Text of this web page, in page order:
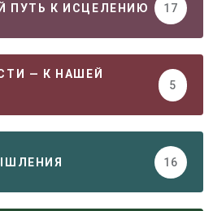
ПУТЬ К ИСЦЕЛЕНИЮ 17
— К НАШЕЙ
5
16